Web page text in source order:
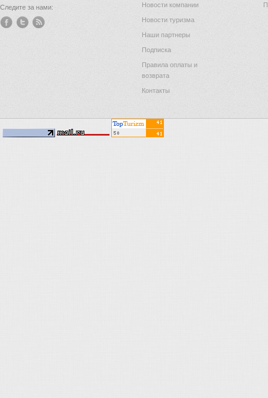
Следите за нами: Новости компании
Новости туризма
Наши партнеры
Подписка
Правила оплаты и
возврата
Контакты